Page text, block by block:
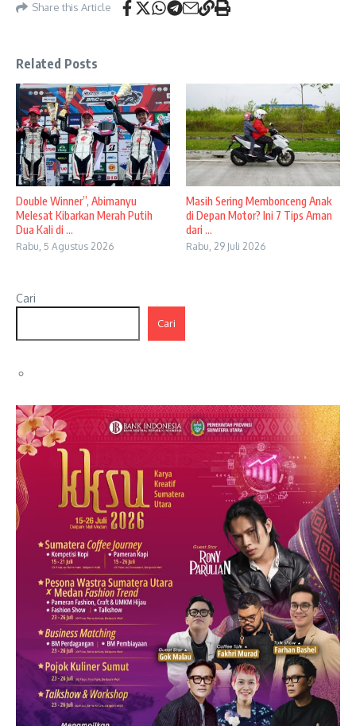
Share this Article
Related Posts
Double Winner”, Abimanyu
Melesat Kibarkan Merah Putih
Dua Kali di ...
Rabu, 5 Agustus 2026
Masih Sering Membonceng Anak
di Depan Motor? Ini 7 Tips Aman
dari ...
Rabu, 29 Juli 2026
Cari
Cari